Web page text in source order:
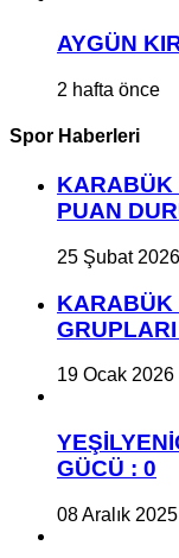
AYGÜN
2 hafta önce
Spor Haberleri
KARABÜK
PUAN
25 Şubat 2026
KARABÜK
19 Ocak 2026
GÜCÜ : 0
08 Aralık 2025